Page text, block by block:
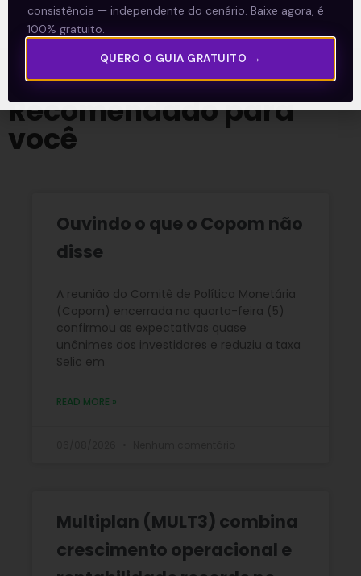
Recomendado para
você
Ouvindo o que o Copom não
disse
A reunião do Comitê de Política Monetária
(Copom) encerrada na quarta-feira (5)
confirmou as expectativas quase
unânimes dos investidores e reduziu a taxa
Selic em
READ MORE »
Multiplan (MULT3) combina
crescimento operacional e
consistência — independente do cenário. Baixe agora, é
100% gratuito.
QUERO O GUIA GRATUITO →